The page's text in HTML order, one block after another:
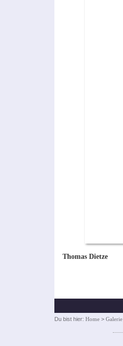
Thomas Dietze
Du bist hier: Home > Galerie